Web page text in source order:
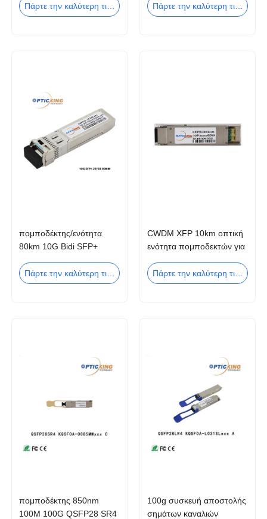
10G Bidi SFP+
Πάρτε την καλύτερη τιμή
δίκτυο πρόσβασης
κέντρων δεδομένων
Πάρτε την καλύτερη τιμή
πομποδέκτης/ενότητα
80km 10G Bidi SFP+
δίκτυο
Πάρτε την καλύτερη τιμή
CWDM XFP 10km οπτική
ενότητα πομποδεκτών για
Πάρτε την καλύτερη τιμή
πομποδέκτης 850nm
100M 100G QSFP28 SR4
100g συσκευή αποστολής
σημάτων καναλιών